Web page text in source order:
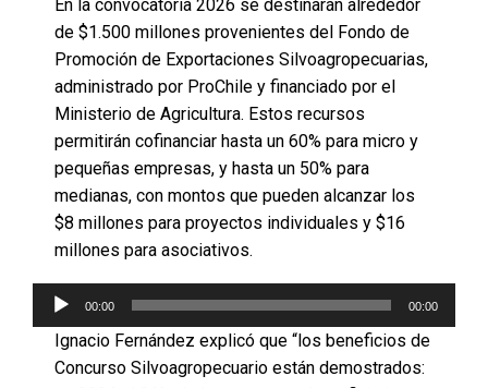
En la convocatoria 2026 se destinarán alrededor
de $1.500 millones provenientes del Fondo de
Promoción de Exportaciones Silvoagropecuarias,
administrado por ProChile y financiado por el
Ministerio de Agricultura. Estos recursos
permitirán cofinanciar hasta un 60% para micro y
pequeñas empresas, y hasta un 50% para
medianas, con montos que pueden alcanzar los
$8 millones para proyectos individuales y $16
millones para asociativos.
Reproductor
audio
00:00 00:00
Ignacio Fernández explicó que “los beneficios de
Concurso Silvoagropecuario están demostrados: